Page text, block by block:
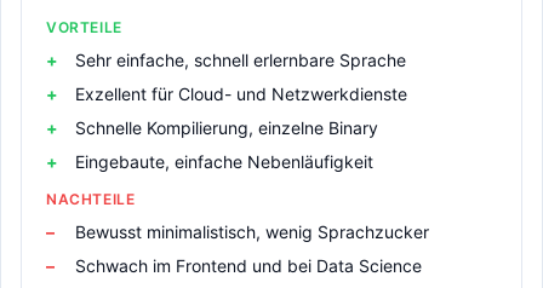
VORTEILE
Sehr einfache, schnell erlernbare Sprache
Exzellent für Cloud- und Netzwerkdienste
Schnelle Kompilierung, einzelne Binary
Eingebaute, einfache Nebenläufigkeit
NACHTEILE
Bewusst minimalistisch, wenig Sprachzucker
Schwach im Frontend und bei Data Science